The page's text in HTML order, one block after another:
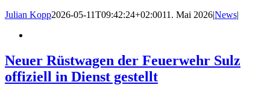
Julian Kopp2026-05-11T09:42:24+02:0011. Mai 2026|News|
Neuer Rüstwagen der Feuerwehr Sulz
offiziell in Dienst gestellt